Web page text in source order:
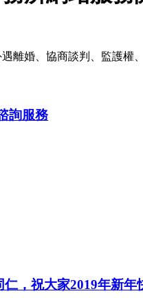
離婚、協商談判、監護權
詢服務
，祝大家2019年新年